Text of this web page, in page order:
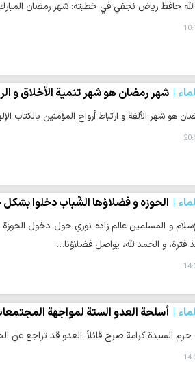
الله حافظ رياض نجفي في خطبته: شهر رمضان
شهر رمضان هو شهر تنمية الأخلاق و
هو شهر الألفة و ارتباط أرواح المؤمنين بالكتاب
الحوزه و فضلاؤها الشّباب دخلوا
و المسلمين عالم زاده نوري حول دخول الحوزة
فترة، و الحمد لله، يواصل فضلاؤنا…
أسلحة العدو الستة لمواجهة
السيدة كرامة صرح قائلاً: العدو قد تراجع عن